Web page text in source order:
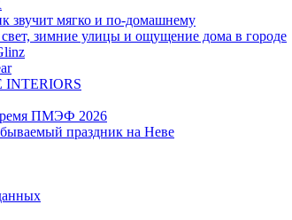
звучит мягко и по-домашнему
зимние улицы и ощущение дома в городе
INTERIORS
ПМЭФ 2026
праздник на Неве